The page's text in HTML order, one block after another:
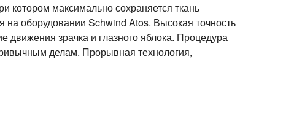
котором максимально сохраняется ткань
на оборудовании Schwind Atos. Высокая точность
движения зрачка и глазного яблока. Процедура
делам. Прорывная технология,